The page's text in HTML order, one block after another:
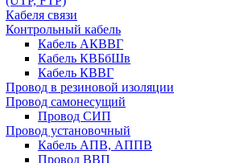
Кабеля связи
Контрольный кабель
Кабель АКВВГ
Кабель КВБбШв
Кабель КВВГ
Провод в резиновой изоляции
Провод самонесущий
Провод СИП
Провод установочный
Кабель АПВ, АППВ
Провод ВВП